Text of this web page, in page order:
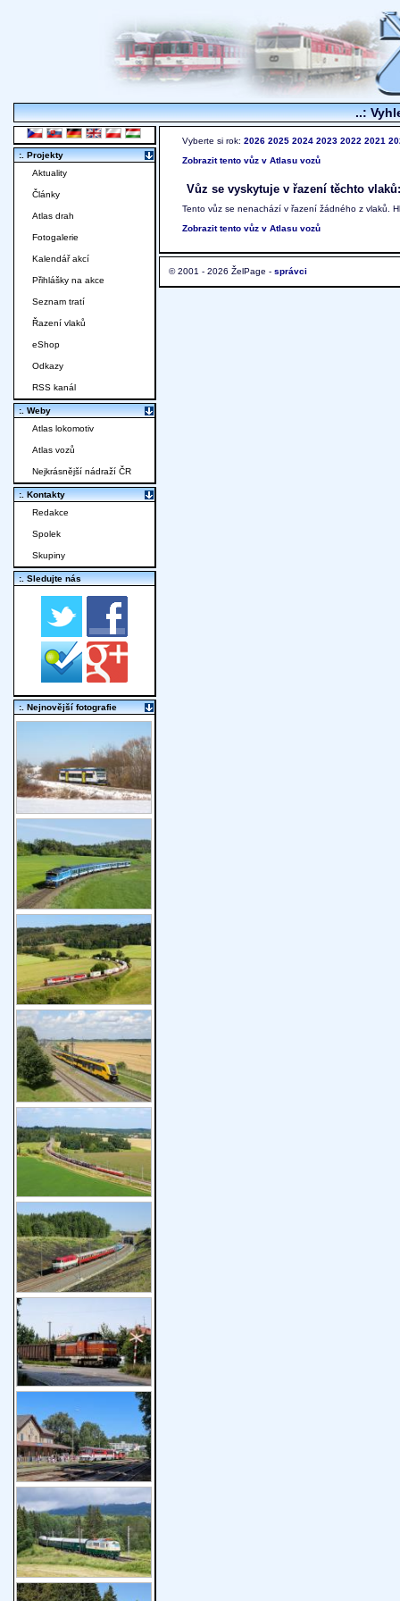
..:
Vyberte si rok: 2026 2025 2024 2023 2022 2021
Zobrazit tento vůz v Atlasu vozů
Vůz se vyskytuje v řazení těchto vlaků:
Tento vůz se nenachází v řazení žádného z vlaků.
Zobrazit tento vůz v Atlasu vozů
© 2001 - 2026 ŽelPage - správci
:. Projekty
Aktuality
Články
Atlas drah
Fotogalerie
Kalendář akcí
Přihlášky na akce
Seznam tratí
Řazení vlaků
eShop
Odkazy
RSS kanál
:. Weby
Atlas lokomotiv
Atlas vozů
Nejkrásnější nádraží ČR
:. Kontakty
Redakce
Spolek
Skupiny
:. Sledujte nás
:. Nejnovější fotografie